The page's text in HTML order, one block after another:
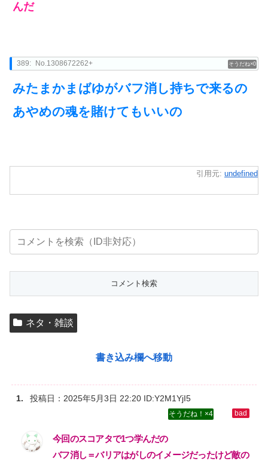
んだ
0
389: No.1308672262+
みたまかまばゆがバフ消し持ちで来るの
あやめの魂を賭けてもいいの
引用元: undefined
ネタ・雑談
書き込み欄へ移動
投稿日： 2025年5月3日 22:20 ID:Y2M1YjI5
4
今回のスコアタで1つ学んだの‌
バフ消し＝バリアはがしのイメージだったけど敵の